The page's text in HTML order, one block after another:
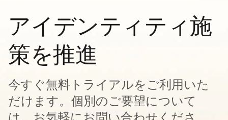
アイデンティティ施
策を推進
今すぐ無料トライアルをご利用いた
だけます。個別のご要望について
は、お気軽にお問い合わせくださ